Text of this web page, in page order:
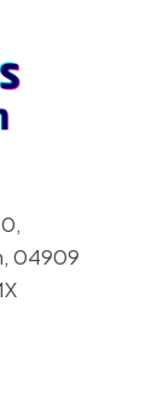
04909